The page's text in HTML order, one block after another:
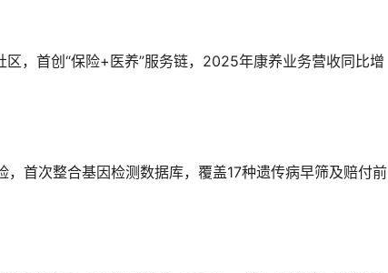
区，首创“保险+医养”服务链，2025年康养业务营收同比增
，首次整合基因检测数据库，覆盖17种遗传病早筛及赔付前